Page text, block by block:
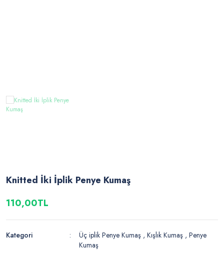
Knitted İki İplik Penye Kumaş
110,00TL
Kategori Üç iplik Penye Kumaş ,Kışlık Kumaş ,Penye
Kumaş